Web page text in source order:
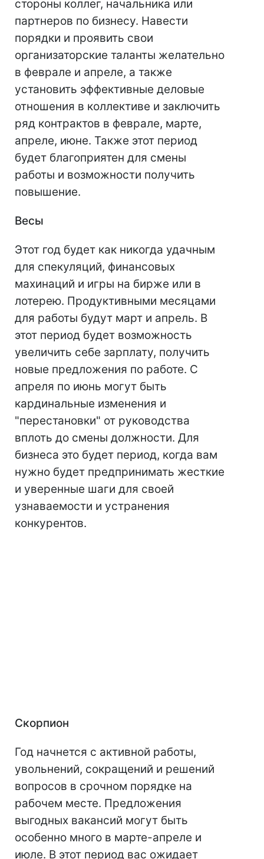
стороны коллег, начальника или
партнеров по бизнесу. Навести
порядки и проявить свои
организаторские таланты желательно
в феврале и апреле, а также
установить эффективные деловые
отношения в коллективе и заключить
ряд контрактов в феврале, марте,
апреле, июне. Также этот период
будет благоприятен для смены
работы и возможности получить
повышение.
Весы
Этот год будет как никогда удачным
для спекуляций, финансовых
махинаций и игры на бирже или в
лотерею. Продуктивными месяцами
для работы будут март и апрель. В
этот период будет возможность
увеличить себе зарплату, получить
новые предложения по работе. С
апреля по июнь могут быть
кардинальные изменения и
"перестановки" от руководства
вплоть до смены должности. Для
бизнеса это будет период, когда вам
нужно будет предпринимать жесткие
и уверенные шаги для своей
узнаваемости и устранения
конкурентов.
Скорпион
Год начнется с активной работы,
увольнений, сокращений и решений
вопросов в срочном порядке на
рабочем месте. Предложения
выгодных вакансий могут быть
особенно много в марте-апреле и
июле. В этот период вас ожидает